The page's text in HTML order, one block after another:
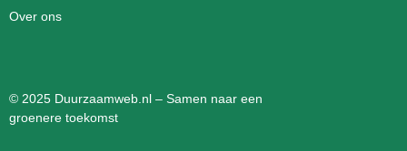
Over ons
© 2025 Duurzaamweb.nl – Samen naar een
groenere toekomst